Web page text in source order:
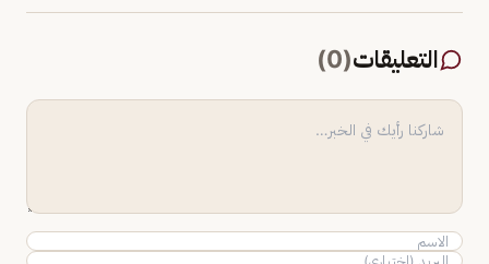
التعليقات(
0
)